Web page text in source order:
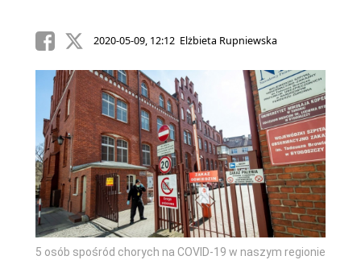
2020-05-09, 12:12 Elżbieta Rupniewska
5 osób spośród chorych na COVID-19 w naszym regionie